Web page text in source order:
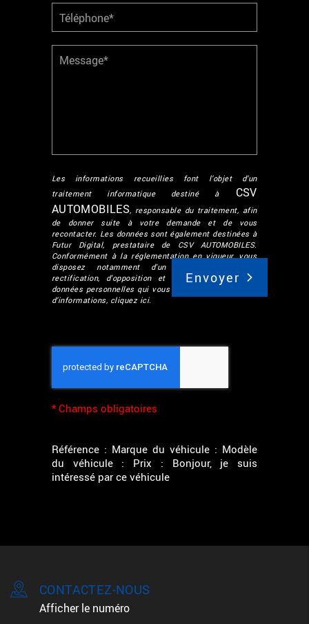
Les informations recueillies font l’objet d’un
traitement informatique destiné àCSV
AUTOMOBILES, responsable du traitement, afin
de donner suite à votre demande et de vous
recontacter. Les données sont également destinées à
Futur Digital, prestataire de CSV AUTOMOBILES.
Conformément à la réglementation en vigueur, vous
disposez notamment d'un droit d'accès, de
rectification, d'opposition et d'effacement sur les
données personnelles qui vous concernent. Pour plus
d’informations, cliquez ici.
*Champs obligatoires
Référence : Marque du véhicule : Modèle
du véhicule : Prix : Bonjour, je suis
intéressé par ce véhicule
CONTACTEZ-NOUS
Afficher le numéro